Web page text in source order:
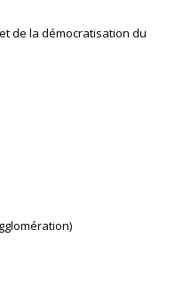
de la démocratisation du